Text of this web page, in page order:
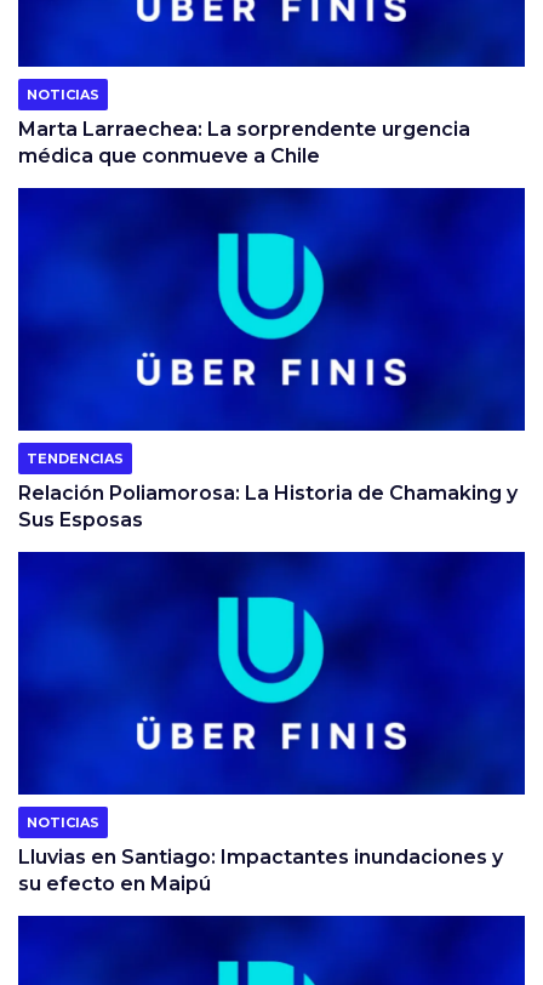
NOTICIAS
Marta Larraechea: La sorprendente urgencia
médica que conmueve a Chile
TENDENCIAS
Relación Poliamorosa: La Historia de Chamaking y
Sus Esposas
NOTICIAS
Lluvias en Santiago: Impactantes inundaciones y
su efecto en Maipú